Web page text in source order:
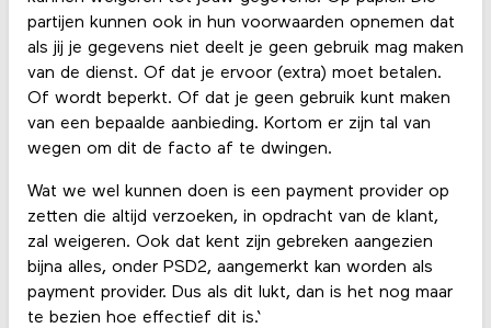
partijen kunnen ook in hun voorwaarden opnemen dat
als jij je gegevens niet deelt je geen gebruik mag maken
van de dienst. Of dat je ervoor (extra) moet betalen.
Of wordt beperkt. Of dat je geen gebruik kunt maken
van een bepaalde aanbieding. Kortom er zijn tal van
wegen om dit de facto af te dwingen.
Wat we wel kunnen doen is een payment provider op
zetten die altijd verzoeken, in opdracht van de klant,
zal weigeren. Ook dat kent zijn gebreken aangezien
bijna alles, onder PSD2, aangemerkt kan worden als
payment provider. Dus als dit lukt, dan is het nog maar
te bezien hoe effectief dit is.‘